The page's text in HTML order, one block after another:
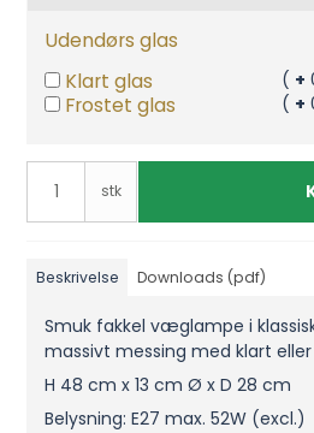
Udendørs glas
Klart glas
( +
Frostet glas ( +
stk
Beskrivelse Downloads (pdf)
Smuk fakkel væglampe i
massivt messing med klart
H 48 cm x 13 cm Ø x D 28 cm
Belysning: E27 max. 52W (excl.)